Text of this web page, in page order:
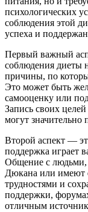
психологических
соблюдения этой
успеха и
Первый важный
соблюдения диеты
причины, по
Это может быть
самооценку или
Запись своих целей
могут значительно
Второй аспект —
поддержка играет
Общение с людьми,
Дюкана или имеют
трудностями и
поддержки,
отличным